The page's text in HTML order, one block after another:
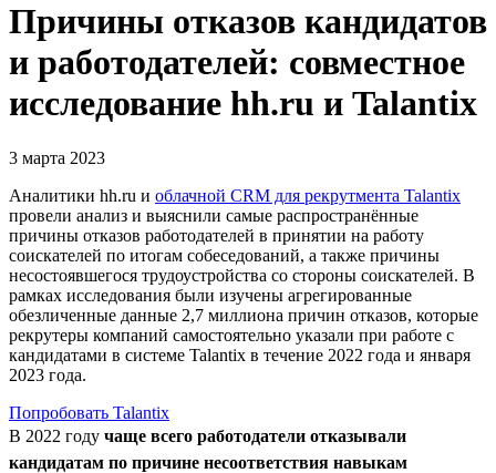
Причины отказов кандидатов
и работодателей: совместное
исследование hh.ru и Talantix
3 марта 2023
Аналитики hh.ru и облачной CRM для рекрутмента Talantix
провели анализ и выяснили самые распространённые
причины отказов работодателей в принятии на работу
соискателей по итогам собеседований, а также причины
несостоявшегося трудоустройства со стороны соискателей. В
рамках исследования были изучены агрегированные
обезличенные данные 2,7 миллиона причин отказов, которые
рекрутеры компаний самостоятельно указали при работе с
кандидатами в системе Talantix в течение 2022 года и января
2023 года.
Попробовать Talantix
В 2022 году чаще всего работодатели отказывали
кандидатам по причине несоответствия навыкам